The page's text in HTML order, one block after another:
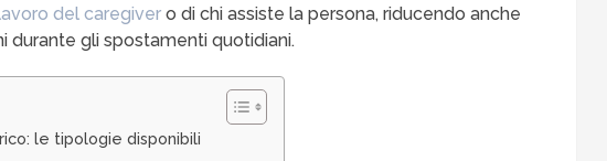
del caregiver o di chi assiste la persona, riducendo anche
durante gli spostamenti quotidiani.
le tipologie disponibili